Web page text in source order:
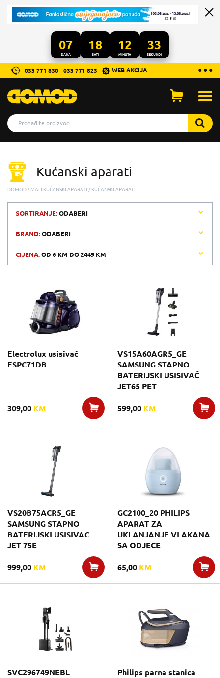
07
DANA
18
SATI
12
MINUTA
33
SEKUNDI
...
● ● ●
033 771 830 033 771 823 WEB AKCIJA
Kućanski aparati
DOMOD MALI KUĆANSKI APARATI KUĆANSKI APARATI
SORTIRANJE:ODABERI
BRAND:ODABERI
CIJENA:OD 6 KM DO2449 KM
Electrolux usisivač
ESPC71DB
309,00 KM
VS15A60AGR5_GE
SAMSUNG STAPNO
BATERIJSKI USISIVAČ
JET65 PET
599,00 KM
VS20B75ACR5_GE
SAMSUNG STAPNO
BATERIJSKI USISIVAC
JET 75E
999,00 KM
GC2100_20 PHILIPS
APARAT ZA
UKLANJANJE VLAKANA
SA ODJECE
65,00 KM
SVC296749NEBL
Philips parna stanica